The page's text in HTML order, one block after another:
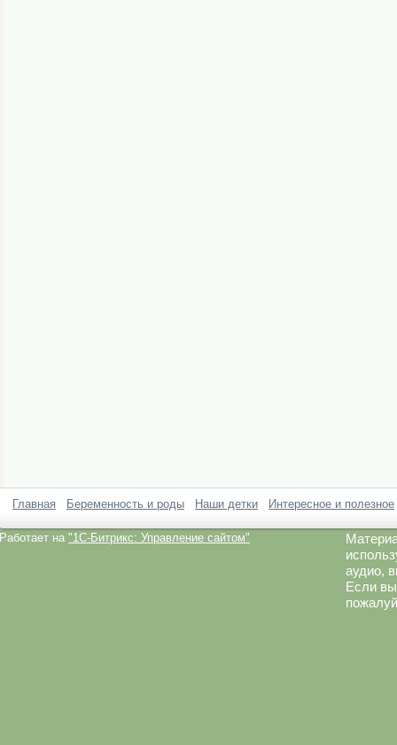
Главная Беременность и роды Наши детки Интересное и полезное
Работает на "1C-Битрикс: Управление сайтом"
аудио,
Если вы